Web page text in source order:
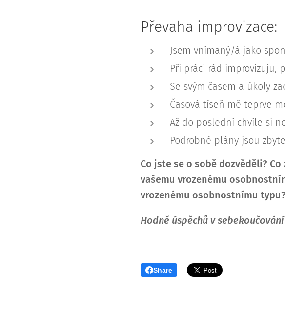
Převaha improvizace:
Jsem vnímaný/á jako
Při práci rád improvizuju,
Se svým časem a úkoly
Časová tíseň mě teprve
Až do poslední chvíle si
Podrobné plány jsou
Co jste se o sobě dozvěděli? Co
vašemu vrozenému
vrozenému osobnostnímu typu?
Hodně úspěchů v
Share